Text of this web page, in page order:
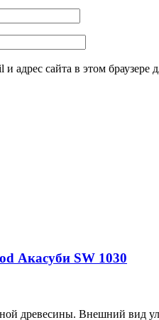
адрес сайта в этом
Акасуби SW 1030
древесины. Внешний вид